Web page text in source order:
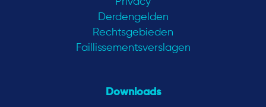
Derdengelden
Rechtsgebieden
Faillissementsverslagen
Downloads